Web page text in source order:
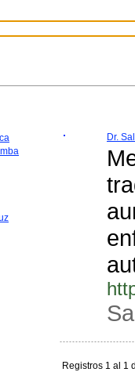
Dr.
Registros 1 al 1